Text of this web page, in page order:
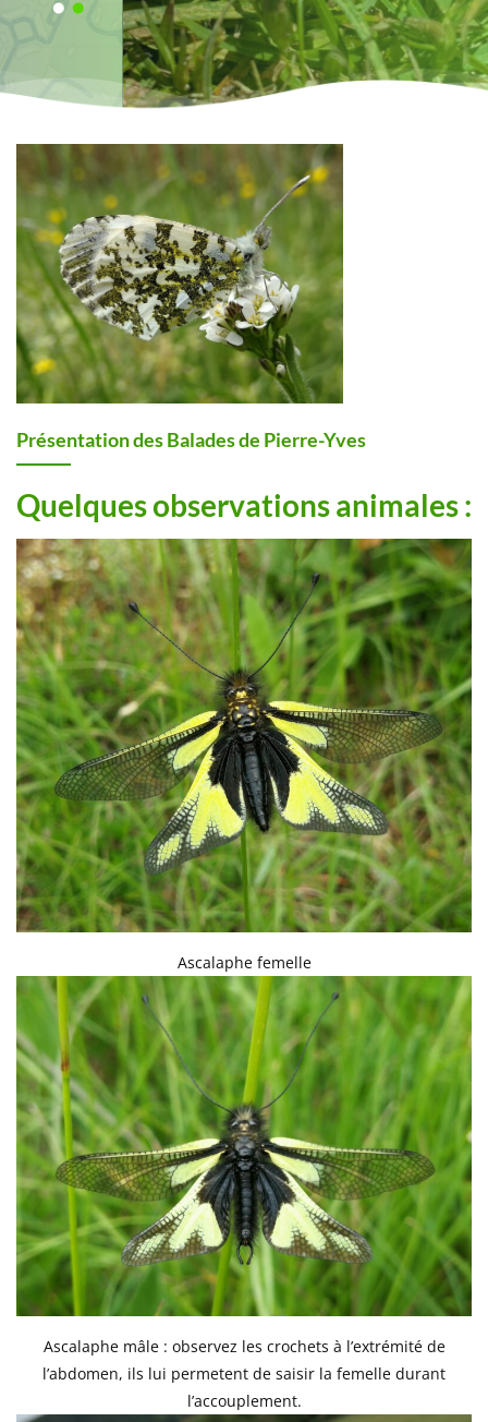
Présentation des Balades de Pierre-Yves
Quelques observations animales :
Ascalaphe femelle
Ascalaphe mâle : observez les crochets à l’extrémité de
l’abdomen, ils lui permetent de saisir la femelle durant
l’accouplement.